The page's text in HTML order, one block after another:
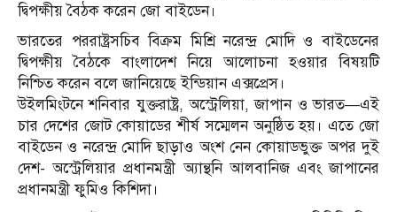
দ্বিপক্ষীয় বৈঠক করেন জো বাইডেন।
ভারতের পররাষ্ট্রসচিব বিক্রম মিশ্রি নরেন্দ্র মোদি ও বাইডেনের
দ্বিপক্ষীয় বৈঠকে বাংলাদেশ নিয়ে আলোচনা হওয়ার বিষয়টি
নিশ্চিত করেন বলে জানিয়েছে ইন্ডিয়ান এক্সপ্রেস।
উইলমিংটনে শনিবার যুক্তরাষ্ট্র, অস্ট্রেলিয়া, জাপান ও ভারত—এই
চার দেশের জোট কোয়াডের শীর্ষ সম্মেলন অনুষ্ঠিত হয়। এতে জো
বাইডেন ও নরেন্দ্র মোদি ছাড়াও অংশ নেন কোয়াডভুক্ত অপর দুই
দেশ- অস্ট্রেলিয়ার প্রধানমন্ত্রী অ্যান্থনি আলবানিজ এবং জাপানের
প্রধানমন্ত্রী ফুমিও কিশিদা।